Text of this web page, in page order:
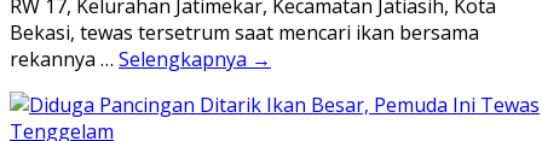
RW 17, Kelurahan Jatimekar, Kecamatan Jatiasih, Kota
Bekasi, tewas tersetrum saat mencari ikan bersama
rekannya … Selengkapnya →